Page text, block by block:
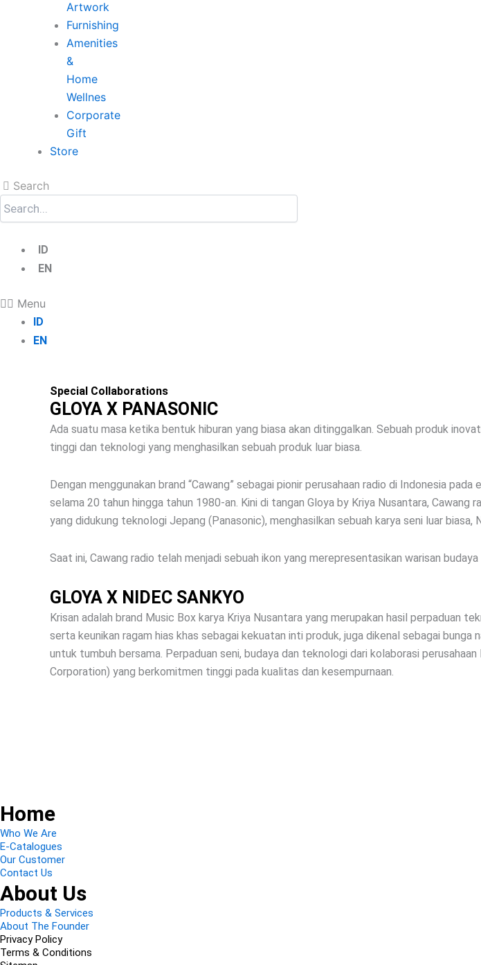
Artwork
Furnishing
Amenities
&
Home
Wellnes
Corporate
Gift
Store
Search
ID
EN
Menu
ID
EN
Special Collaborations
GLOYA X PANASONIC
Ada suatu masa ketika bentuk hiburan yang biasa akan ditinggalkan. Sebuah produk
tinggi dan teknologi yang menghasilkan sebuah produk luar biasa.
Dengan menggunakan brand “Cawang” sebagai pionir perusahaan radio di Indonesia
selama 20 tahun hingga tahun 1980-an. Kini di tangan Gloya by Kriya Nusantara,
yang didukung teknologi Jepang (Panasonic), menghasilkan sebuah karya seni luar biasa,
Saat ini, Cawang radio telah menjadi sebuah ikon yang merepresentasikan warisan
GLOYA X NIDEC SANKYO
Krisan adalah brand Music Box karya Kriya Nusantara yang merupakan hasil perpaduan
serta keunikan ragam hias khas sebagai kekuatan inti produk, juga dikenal sebagai
untuk tumbuh bersama. Perpaduan seni, budaya dan teknologi dari kolaborasi
Corporation) yang berkomitmen tinggi pada kualitas dan kesempurnaan.
Home
Who We Are
E-Catalogues
Our Customer
Contact Us
About Us
Products & Services
About The Founder
Privacy Policy
Terms & Conditions